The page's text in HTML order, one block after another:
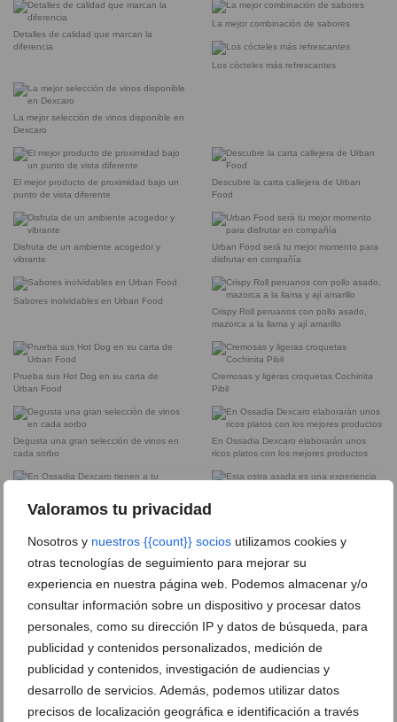
Valoramos tu privacidad
Nosotros y nuestros {{count}} socios utilizamos cookies y
otras tecnologías de seguimiento para mejorar su
experiencia en nuestra página web. Podemos almacenar y/o
consultar información sobre un dispositivo y procesar datos
personales, como su dirección IP y datos de búsqueda, para
publicidad y contenidos personalizados, medición de
publicidad y contenidos, investigación de audiencias y
desarrollo de servicios. Además, podemos utilizar datos
precisos de localización geográfica e identificación a través
Detalles de calidad que marcan la
diferencia
La mejor combinación de sabores
Los cócteles más refrescantes
La mejor selección de vinos disponible en
Dexcaro
El mejor producto de proximidad bajo un
punto de vista diferente
Descubre la carta callejera de Urban
Food
Disfruta de un ambiente acogedor y
vibrante
Urban Food será tu mejor momento para
disfrutar en compañía
Sabores inolvidables en Urban Food
Crispy Roll peruanos con pollo asado,
mazorca a la llama y ají amarillo
Prueba sus Hot Dog en su carta de
Urban Food
Cremosas y ligeras croquetas Cochinita
Pibil
Degusta una gran selección de vinos en
cada sorbo
En Ossadia Dexcaro elaborarán unos
ricos platos con los mejores productos
En Ossadia Dexcaro tienen a tu
disposición un personal especializado
azúcar endulzará cualquier ocasión
para acompañar a los exclusivos platos
conseguir los mejores sabores
atrevidos